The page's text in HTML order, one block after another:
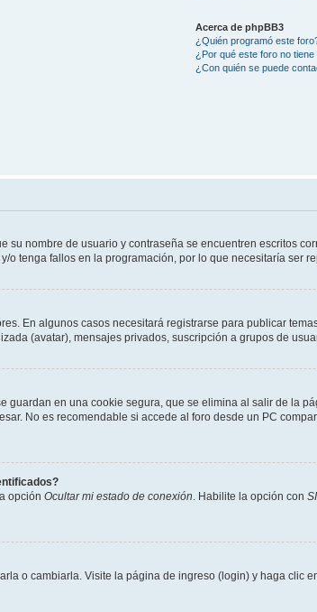
Acerca de phpBB3
¿Quién programó este
¿Por qué este foro no tiene
¿Con quién se puede
nombre de usuario y contraseña se encuentren escritos
tenga fallos en la programación, por lo que necesitaría ser
En algunos casos necesitará registrarse para publicar
(avatar), mensajes privados, suscripción a grupos de
guardan en una cookie segura, que se elimina al salir de la
No es recomendable si accede al foro desde un PC
opción Ocultar mi estado de conexión . Habilite la opción con SI
o cambiarla. Visite la página de ingreso (login) y haga clic